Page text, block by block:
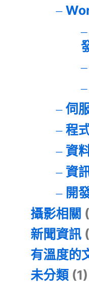
伺
程
資
資
開
攝影相關
新聞資訊
有溫度的
未分類 (1)